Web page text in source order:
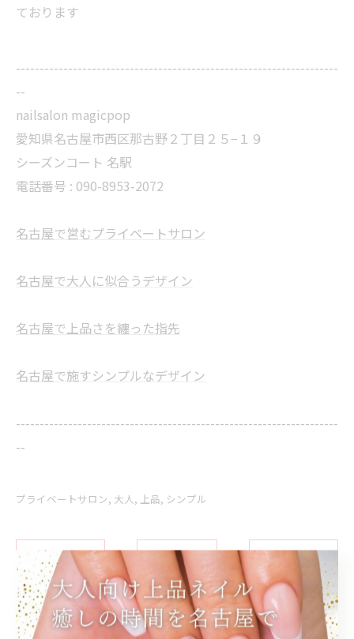
ております
--------------------------------------------------------------------
--
nailsalon magicpop
愛知県名古屋市西区那古野２丁目２５−１９
シーズンコート 名駅
電話番号 : 090-8953-2072
名古屋で営むプライベートサロン
名古屋で大人に似合うデザイン
名古屋で上品さを纏った指先
名古屋で施すシンプルなデザイン
--------------------------------------------------------------------
--
プライベートサロン 大人 上品 シンプル
< 前のページ 一覧に戻る 次のページ >
関連タグ